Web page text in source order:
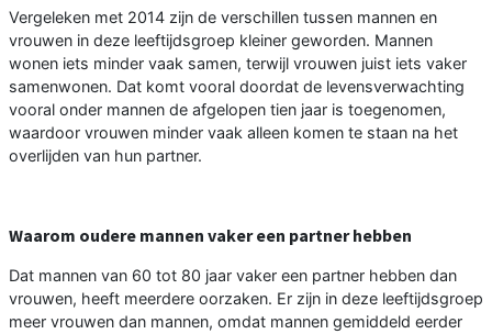
Vergeleken met 2014 zijn de verschillen tussen mannen en
vrouwen in deze leeftijdsgroep kleiner geworden. Mannen
wonen iets minder vaak samen, terwijl vrouwen juist iets vaker
samenwonen. Dat komt vooral doordat de levensverwachting
vooral onder mannen de afgelopen tien jaar is toegenomen,
waardoor vrouwen minder vaak alleen komen te staan na het
overlijden van hun partner.
Waarom oudere mannen vaker een partner hebben
Dat mannen van 60 tot 80 jaar vaker een partner hebben dan
vrouwen, heeft meerdere oorzaken. Er zijn in deze leeftijdsgroep
meer vrouwen dan mannen, omdat mannen gemiddeld eerder